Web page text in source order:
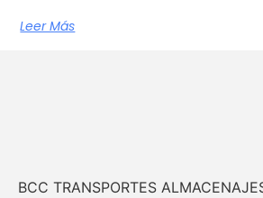
Leer Más
BCC TRANSPORTES